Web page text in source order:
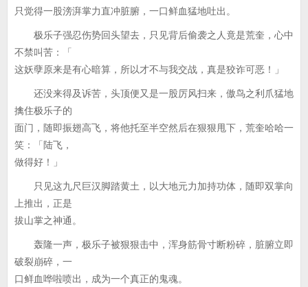
只觉得一股滂湃掌力直冲脏腑，一口鲜血猛地吐出。
极乐子强忍伤势回头望去，只见背后偷袭之人竟是荒奎，心中
不禁叫苦：「
这妖孽原来是有心暗算，所以才不与我交战，真是狡诈可恶！」
还没来得及诉苦，头顶便又是一股厉风扫来，傲鸟之利爪猛地
擒住极乐子的
面门，随即振翅高飞，将他托至半空然后在狠狠甩下，荒奎哈哈一
笑：「陆飞，
做得好！」
只见这九尺巨汉脚踏黄土，以大地元力加持功体，随即双掌向
上推出，正是
拔山掌之神通。
轰隆一声，极乐子被狠狠击中，浑身筋骨寸断粉碎，脏腑立即
破裂崩碎，一
口鲜血哗啦喷出，成为一个真正的鬼魂。